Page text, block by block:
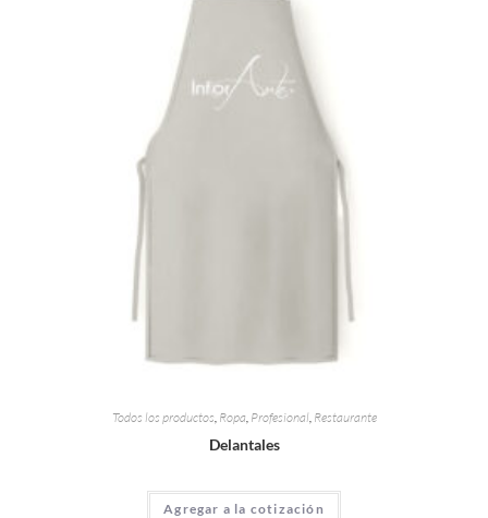
Todos los productos Ropa Profesional Restaurante
Delantales
Agregar a la cotización